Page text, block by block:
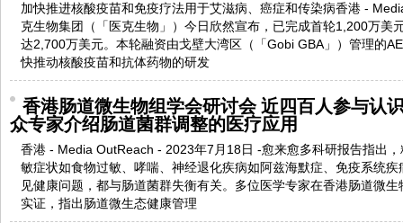
加快推进核酸疫苗和免疫疗法用于艾滋病、癌症和传染病香港 -
克生物集团（「医克生物」）今日欣然宣布，已完成首轮1,200万美
达2,700万美元。本轮融资由戈壁大湾区（「Gobi GBA」）管理的
快推动核酸疫苗和抗体药物的研发
香港肠道微生物组学会研讨会 近四百人参与认
众专家介绍肠道菌群调整的医疗应用
香港 - Media OutReach - 2023年7月18日 -愈来愈多科研报告指出
敏症状如食物过敏、哮喘、神经退化疾病如阿兹海默症、免疫系统
见健康问题，都与肠道菌群失衡有关。多位医学专家在香港肠道微
实证，指出肠道微生态健康管理